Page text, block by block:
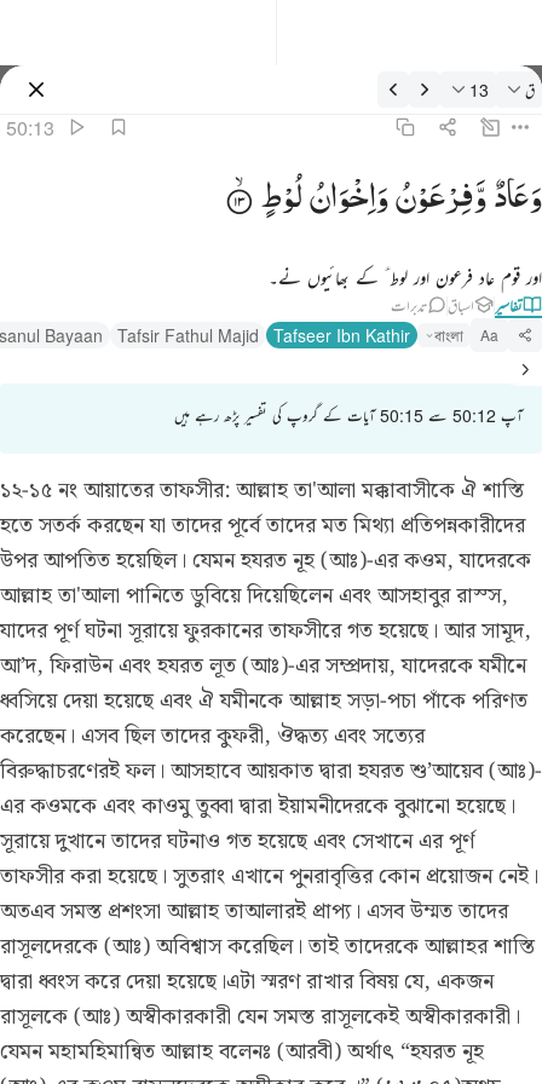
تفسیر: ق 50:13
ق 13
50:13
وَعَادٌۭ وَفِرْعَوْنُ وَإِخْوَٰنُ لُوطٍۢ ١٣
وَعَادٌوَّفِرْعَوْنُوَاِخْوَانُلُوْطٍ
اور قوم عاد فرعون اور لوط ؑ کے بھائیوں نے۔
تفاسیر اسباق تدبرات
Aa
বাংলা
Tafseer Ibn Kathir
Tafsir Fathul Majid
Bayaan
آپ 50:12 سے 50:15 آیات کے گروپ کی تفسیر پڑھ رہے ہیں
১২-১৫ নং আয়াতের তাফসীর:আল্লাহ তা'আলা মক্কাবাসীকে ঐ শাস্তি
হতে সতর্ক করছেন যা তাদের পূর্বে তাদের মত মিথ্যা প্রতিপন্নকারীদের
উপর আপতিত হয়েছিল। যেমন হযরত নূহ (আঃ)-এর কওম, যাদেরকে
আল্লাহ তা'আলা পানিতে ডুবিয়ে দিয়েছিলেন এবং আসহাবুর রাস্স,
যাদের পূর্ণ ঘটনা সূরায়ে ফুরকানের তাফসীরে গত হয়েছে। আর সামূদ,
আ’দ, ফিরাউন এবং হযরত লূত (আঃ)-এর সম্প্রদায়, যাদেরকে যমীনে
ধ্বসিয়ে দেয়া হয়েছে এবং ঐ যমীনকে আল্লাহ সড়া-পচা পাঁকে পরিণত
করেছেন। এসব ছিল তাদের কুফরী, ঔদ্ধত্য এবং সত্যের
বিরুদ্ধাচরণেরই ফল। আসহাবে আয়কাত দ্বারা হযরত শু’আয়েব (আঃ)-
এর কওমকে এবং কাওমু তুব্বা দ্বারা ইয়ামনীদেরকে বুঝানো হয়েছে।
সূরায়ে দুখানে তাদের ঘটনাও গত হয়েছে এবং সেখানে এর পূর্ণ
তাফসীর করা হয়েছে। সুতরাং এখানে পুনরাবৃত্তির কোন প্রয়োজন নেই।
অতএব সমস্ত প্রশংসা আল্লাহ তাআলারই প্রাপ্য। এসব উম্মত তাদের
রাসূলদেরকে (আঃ) অবিশ্বাস করেছিল। তাই তাদেরকে আল্লাহর শাস্তি
দ্বারা ধ্বংস করে দেয়া হয়েছে।এটা স্মরণ রাখার বিষয় যে, একজন
রাসূলকে (আঃ) অস্বীকারকারী যেন সমস্ত রাসূলকেই অস্বীকারকারী।
যেমন মহামহিমান্বিত আল্লাহ বলেনঃ (আরবী) অর্থাৎ “হযরত নূহ